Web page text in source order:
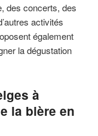
des concerts, des
activités
également
la dégustation
à
la bière en